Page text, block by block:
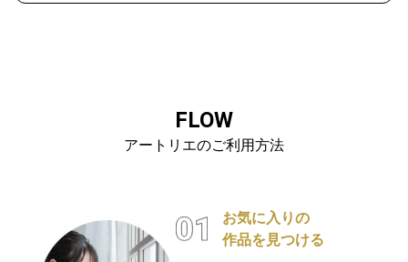
FLOW
アートリエのご利用方法
お気に入りの
作品を見つける